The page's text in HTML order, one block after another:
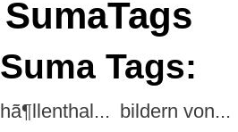
SumaTags
Suma Tags:
hã¶llenthal... bildern von...